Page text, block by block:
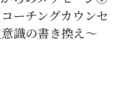
ーチングカウンセ
識の書き換え〜